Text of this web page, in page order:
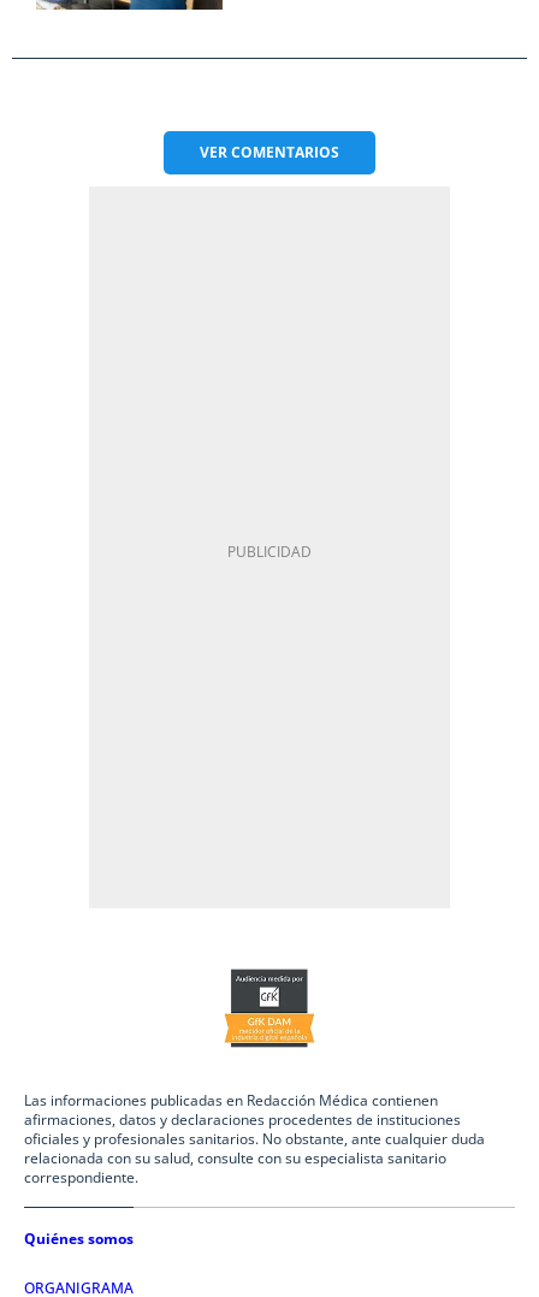
VERCOMENTARIOS
Las informaciones publicadas en Redacción Médica contienen
afirmaciones, datos y declaraciones procedentes de instituciones
oficiales y profesionales sanitarios. No obstante, ante cualquier duda
relacionada con su salud, consulte con su especialista sanitario
correspondiente.
Quiénes somos
ORGANIGRAMA